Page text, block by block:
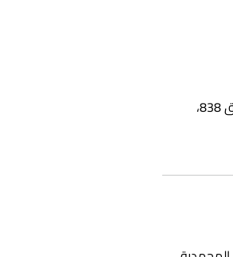
شقة 25، الدور الثاني، بناية 962، طريق 838،